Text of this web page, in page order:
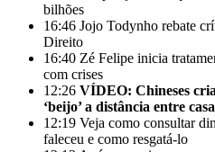
bilhões
16:46 Jojo Todynho rebate
Direito
16:40 Zé Felipe inicia
com crises
12:26 VÍDEO: Chineses
‘beijo’ a distância entre
12:19 Veja como consultar
faleceu e como resgatá-lo